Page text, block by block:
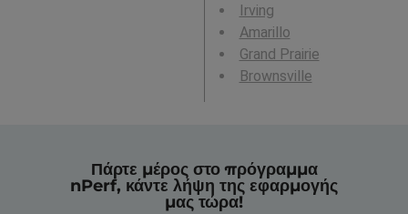
Irving
Amarillo
Grand Prairie
Brownsville
Πάρτε μέρος στο πρόγραμμα
nPerf, κάντε λήψη της εφαρμογής
μας τώρα!